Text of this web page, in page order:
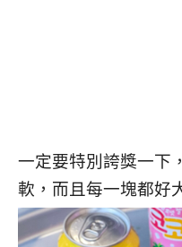
一定要特別誇獎一下
軟，而且每一塊都好